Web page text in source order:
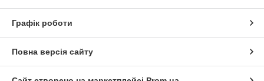
Графік роботи
Повна версія сайту